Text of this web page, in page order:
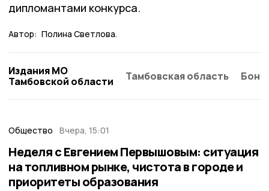
дипломантами конкурса.
Автор: Полина Светлова.
Издания МО
Тамбовской области
Тамбовская область
Общество Вчера, 15:01
Неделя с Евгением Первышовым: ситуация
на топливном рынке, чистота в городе и
приоритеты образования